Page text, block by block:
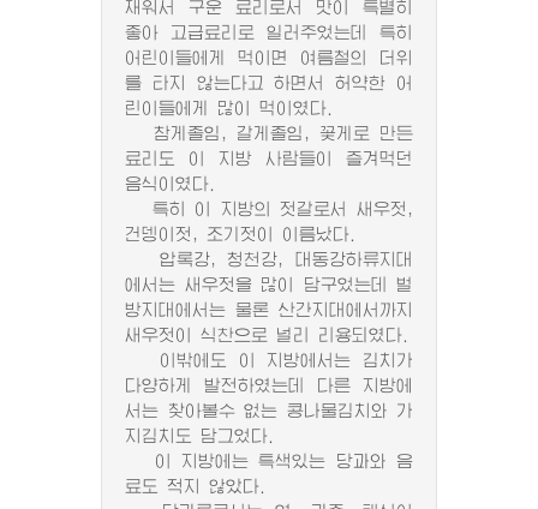
재워서 구운 료리로서 맛이 특별히
좋아 고급료리로 일러주었는데 특히
어린이들에게 먹이면 여름철의 더위
를 타지 않는다고 하면서 허약한 어
린이들에게 많이 먹이였다.
참게졸임, 갈게졸임, 꽃게로 만든
료리도 이 지방 사람들이 즐겨먹던
음식이였다.
특히 이 지방의 젓갈로서 새우젓,
건뎅이젓, 조기젓이 이름났다.
압록강, 청천강, 대동강하류지대
에서는 새우젓을 많이 담구었는데 벌
방지대에서는 물론 산간지대에서까지
새우젓이 식찬으로 널리 리용되였다.
이밖에도 이 지방에서는 김치가
다양하게 발전하였는데 다른 지방에
서는 찾아볼수 없는 콩나물김치와 가
지김치도 담그었다.
이 지방에는 특색있는 당과와 음
료도 적지 않았다.